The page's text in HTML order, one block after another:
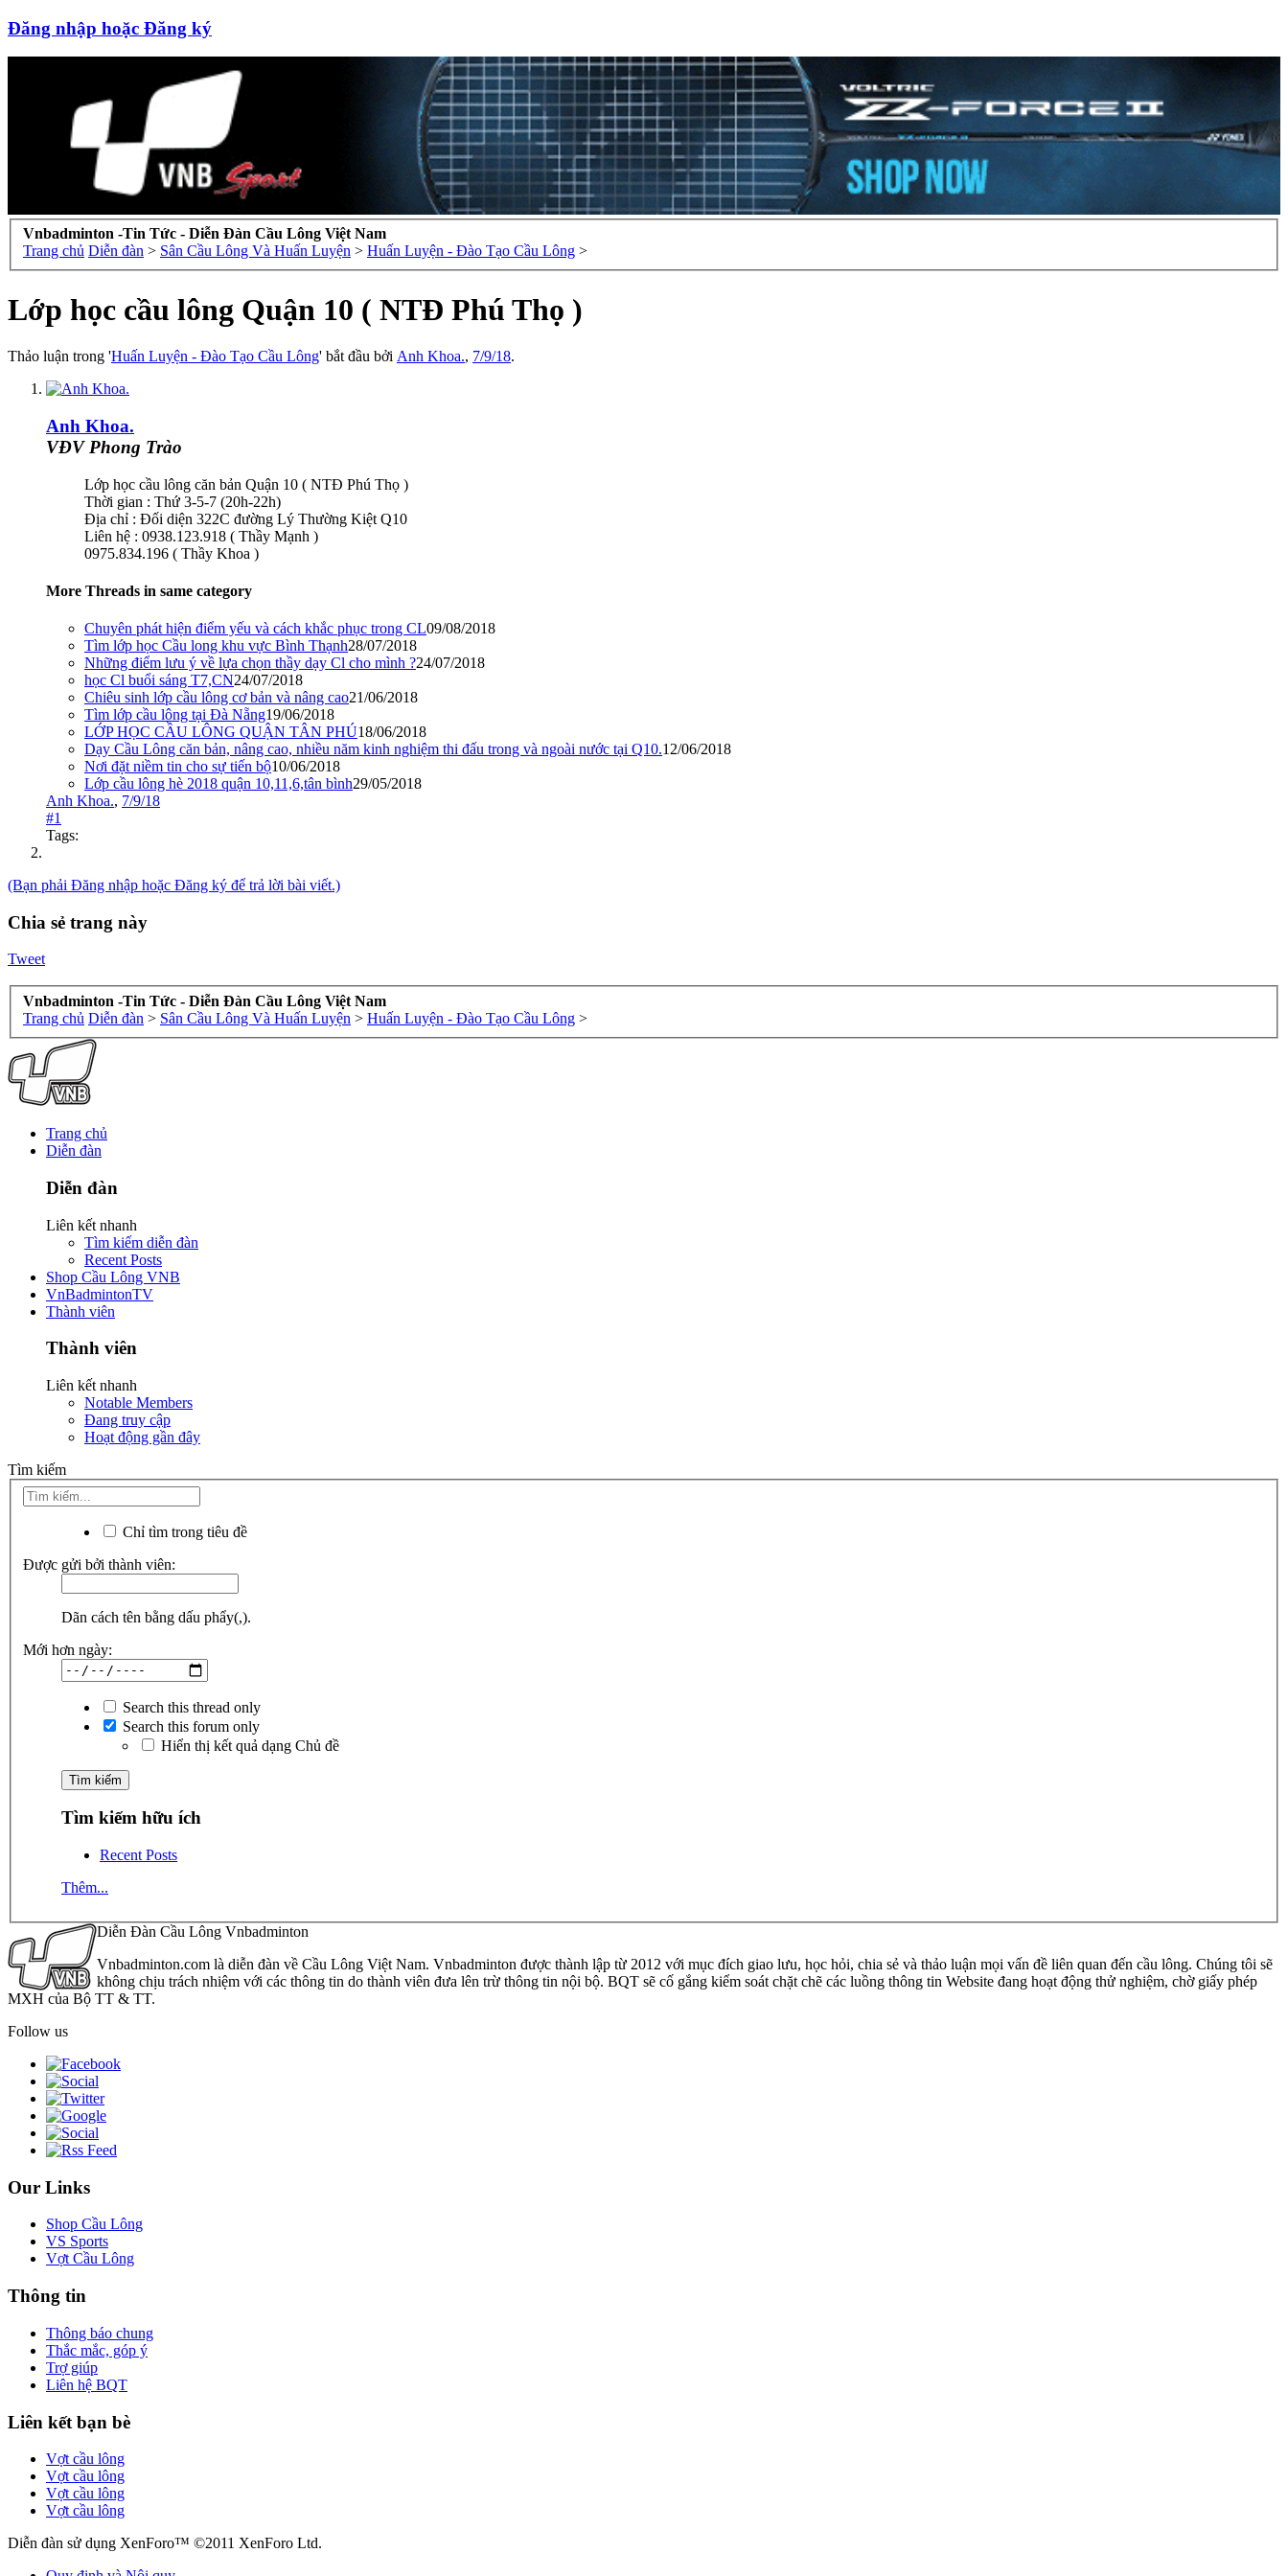
Đăng nhập hoặc Đăng ký
Vnbadminton -Tin Tức - Diễn Đàn Cầu Lông Việt Nam
Trang chủ Diễn đàn > Sân Cầu Lông Và Huấn Luyện > Huấn Luyện - Đào Tạo Cầu Lông >
Lớp học cầu lông Quận 10 ( NTĐ Phú Thọ )
Thảo luận trong 'Huấn Luyện - Đào Tạo Cầu Lông' bắt đầu bởi Anh Khoa., 7/9/18.
Anh Khoa.
VĐV Phong Trào
Lớp học cầu lông căn bản Quận 10 ( NTĐ Phú Thọ )
Thời gian : Thứ 3-5-7 (20h-22h)
Địa chỉ : Đối diện 322C đường Lý Thường Kiệt Q10
Liên hệ : ‭0938.123.918‬ ( Thầy Mạnh )
0975.834.196 ( Thầy Khoa )
More Threads in same category
Chuyên phát hiện điểm yếu và cách khắc phục trong CL09/08/2018
Tìm lớp học Cầu long khu vực Bình Thạnh28/07/2018
Những điểm lưu ý về lựa chọn thầy dạy Cl cho mình ?24/07/2018
học Cl buổi sáng T7,CN24/07/2018
Chiêu sinh lớp cầu lông cơ bản và nâng cao21/06/2018
Tìm lớp cầu lông tại Đà Nẵng19/06/2018
LỚP HỌC CẦU LÔNG QUẬN TÂN PHÚ18/06/2018
Dạy Cầu Lông căn bản, nâng cao, nhiều năm kinh nghiệm thi đấu trong và ngoài nước tại Q10.12/06/2018
Nơi đặt niềm tin cho sự tiến bộ10/06/2018
Lớp cầu lông hè 2018 quận 10,11,6,tân bình29/05/2018
Anh Khoa., 7/9/18
#1
Tags:
(Bạn phải Đăng nhập hoặc Đăng ký để trả lời bài viết.)
Chia sẻ trang này
Tweet
Vnbadminton -Tin Tức - Diễn Đàn Cầu Lông Việt Nam
Trang chủ Diễn đàn > Sân Cầu Lông Và Huấn Luyện > Huấn Luyện - Đào Tạo Cầu Lông >
Trang chủ
Diễn đàn
Diễn đàn
Liên kết nhanh
Tìm kiếm diễn đàn
Recent Posts
Shop Cầu Lông VNB
VnBadmintonTV
Thành viên
Thành viên
Liên kết nhanh
Notable Members
Đang truy cập
Hoạt động gần đây
Tìm kiếm
Chỉ tìm trong tiêu đề
Được gửi bởi thành viên:
Dãn cách tên bằng dấu phẩy(,).
Mới hơn ngày:
Search this thread only
Search this forum only
Hiển thị kết quả dạng Chủ đề
Tìm kiếm hữu ích
Recent Posts
Thêm...
Diễn Đàn Cầu Lông Vnbadminton
Vnbadminton.com là diễn đàn về Cầu Lông Việt Nam. Vnbadminton được thành lập từ 2012 với mục đích giao lưu, học hỏi, chia sẻ và thảo luận mọi vấn đề liên quan đến cầu lông. Chúng tôi sẽ
không chịu trách nhiệm với các thông tin do thành viên đưa lên trừ thông tin nội bộ. BQT sẽ cố gắng kiểm soát chặt chẽ các luồng thông tin Website đang hoạt động thử nghiệm, chờ giấy phép
MXH của Bộ TT & TT.
Follow us
Our Links
Shop Cầu Lông
VS Sports
Vợt Cầu Lông
Thông tin
Thông báo chung
Thắc mắc, góp ý
Trợ giúp
Liên hệ BQT
Liên kết bạn bè
Vợt cầu lông
Vợt cầu lông
Vợt cầu lông
Vợt cầu lông
Diễn đàn sử dụng XenForo™ ©2011 XenForo Ltd.